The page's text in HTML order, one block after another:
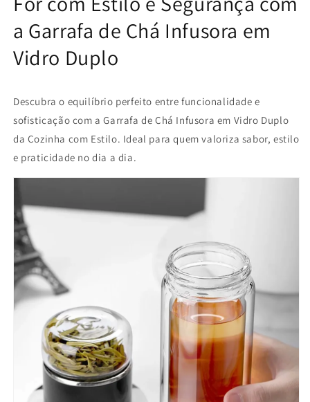
Vidro
Duplo
Vidro
Duplo
a Garrafa de Chá Infusora em
Vidro Duplo
Descubra o equilíbrio perfeito entre funcionalidade e
sofisticação com a Garrafa de Chá Infusora em Vidro Duplo
da Cozinha com Estilo. Ideal para quem valoriza sabor, estilo
e praticidade no dia a dia.